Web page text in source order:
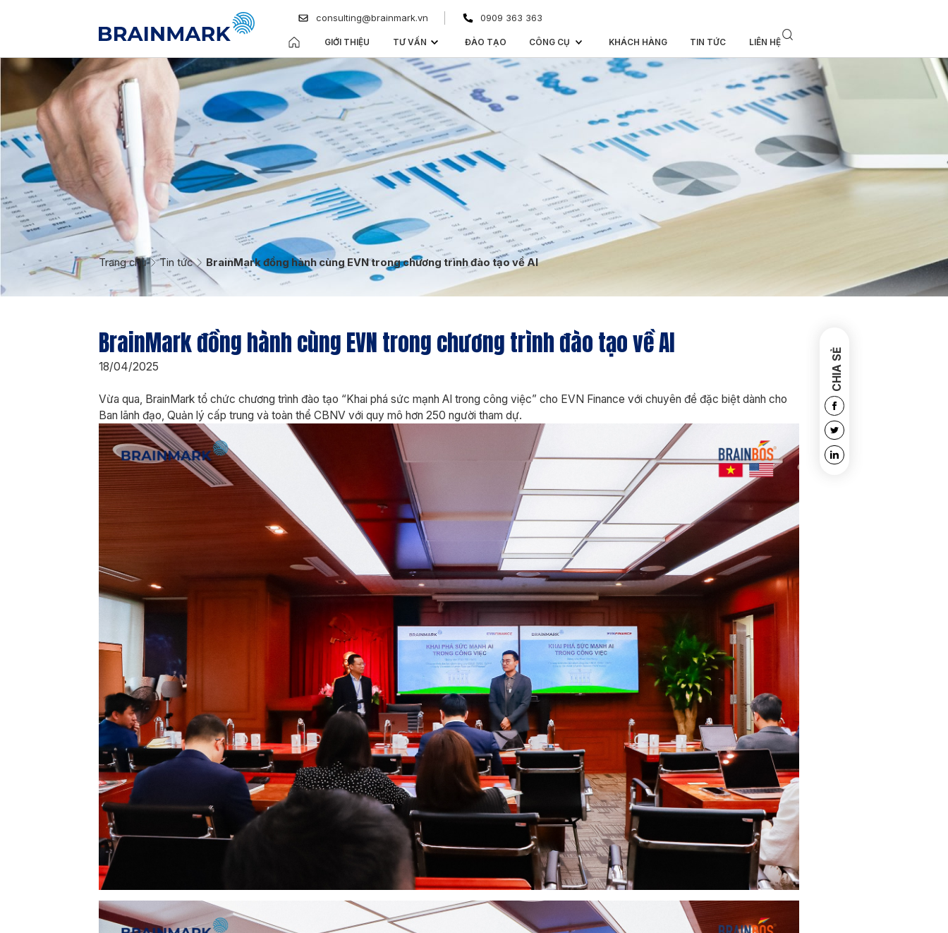
consulting@brainmark.vn 0909 363 363
GIỚI THIỆU TƯ VẤN ĐÀO TẠO CÔNG CỤ KHÁCH HÀNG TIN TỨC LIÊN HỆ
Trang chủ Tin tức BrainMark đồng hành cùng EVN trong chương trình đào tạo về AI
BrainMark đồng hành cùng EVN trong chương trình đào tạo về AI
18/04/2025
Vừa qua, BrainMark tổ chức chương trình đào tạo “Khai phá sức mạnh AI trong công việc” cho EVN Finance với chuyên đề đặc biệt dành cho
Ban lãnh đạo, Quản lý cấp trung và toàn thể CBNV với quy mô hơn 250 người tham dự.
CHIA SẺ